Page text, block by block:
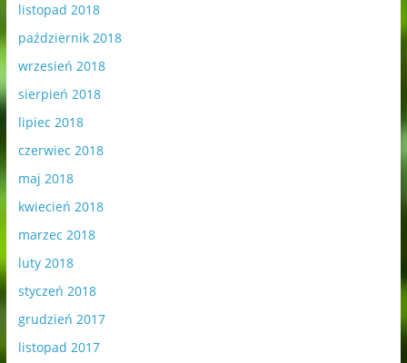
listopad 2018
październik 2018
wrzesień 2018
sierpień 2018
lipiec 2018
czerwiec 2018
maj 2018
kwiecień 2018
marzec 2018
luty 2018
styczeń 2018
grudzień 2017
listopad 2017